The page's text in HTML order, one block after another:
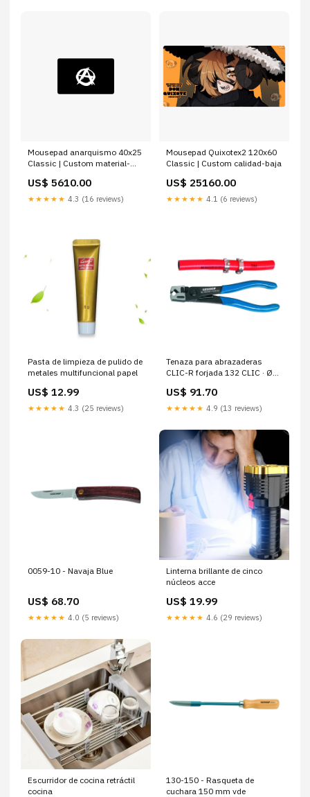
Mousepad anarquismo 40x25
Classic | Custom material-
US$ 5610.00
★★★★★ 4.3 (16 reviews)
Mousepad Quixotex2 120x60
Classic | Custom calidad-baja
US$ 25160.00
★★★★★ 4.1 (6 reviews)
Pasta de limpieza de pulido de
metales multifuncional papel
US$ 12.99
★★★★★ 4.3 (25 reviews)
Tenaza para abrazaderas
CLIC-R forjada 132 CLIC · Ø
US$ 91.70
★★★★★ 4.9 (13 reviews)
0059-10 - Navaja Blue
US$ 68.70
★★★★★ 4.0 (5 reviews)
Linterna brillante de cinco
núcleos acce
US$ 19.99
★★★★★ 4.6 (29 reviews)
Escurridor de cocina retráctil
cocina
130-150 - Rasqueta de
cuchara 150 mm vde